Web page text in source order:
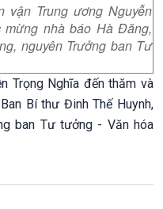
vận Trung ương Nguyễn
mừng nhà báo Hà Đăng,
nguyên Trưởng ban Tư
Trọng Nghĩa đến thăm và
Bí thư Đinh Thế Huynh,
ban Tư tưởng - Văn hóa